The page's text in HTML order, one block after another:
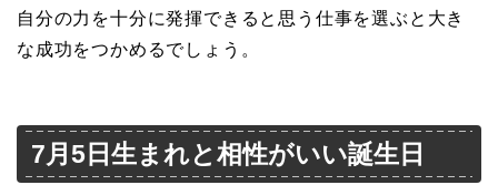
自分の力を十分に発揮できると思う仕事を選ぶと大き
な成功をつかめるでしょう。
7月5日生まれと相性がいい誕生日